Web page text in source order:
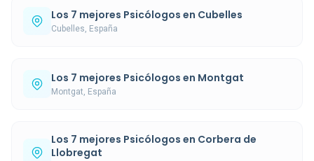
Los 7 mejores Psicólogos en Cubelles
Cubelles, España
Los 7 mejores Psicólogos en Montgat
Montgat, España
Los 7 mejores Psicólogos en Corbera de
Llobregat